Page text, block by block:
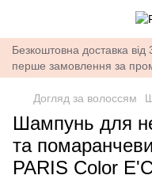
Безкоштовна доставка
перше замовлення за
Догляд за волоссям
Шампунь для
та
PARIS Color